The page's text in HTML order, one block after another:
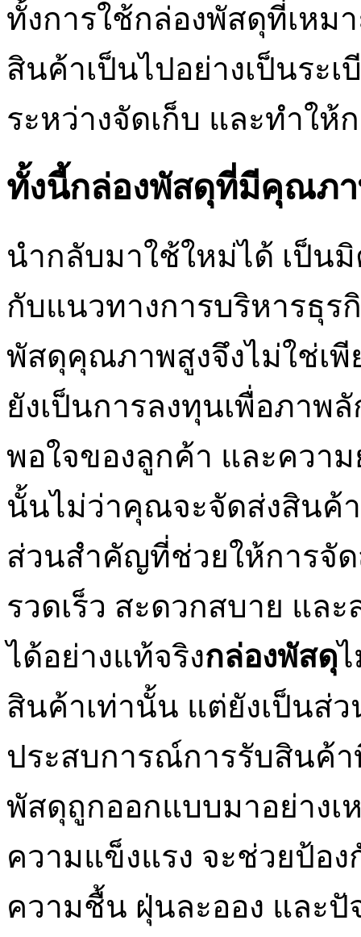
ทั้งการใช้กล่องพัสดุที่เหม
สินค้าเป็นไปอย่างเป็นระ
ระหว่างจัดเก็บ และทำให้
ทั้งนี้กล่องพัสดุที่มีคุณภา
นำกลับมาใช้ใหม่ได้ เป็น
กับแนวทางการบริหารธุร
พัสดุคุณภาพสูงจึงไม่ใช่เ
ยังเป็นการลงทุนเพื่อภาพ
พอใจของลูกค้า และควา
นั้นไม่ว่าคุณจะจัดส่งสินค้า
ส่วนสำคัญที่ช่วยให้การจั
รวดเร็ว สะดวกสบาย แล
ได้อย่างแท้จริงกล่องพัสดุ
สินค้าเท่านั้น แต่ยังเป็นส่
ประสบการณ์การรับสินค้า
พัสดุถูกออกแบบมาอย่างเ
ความแข็งแรง จะช่วยป้อ
ความชื้น ฝุ่นละออง และปั